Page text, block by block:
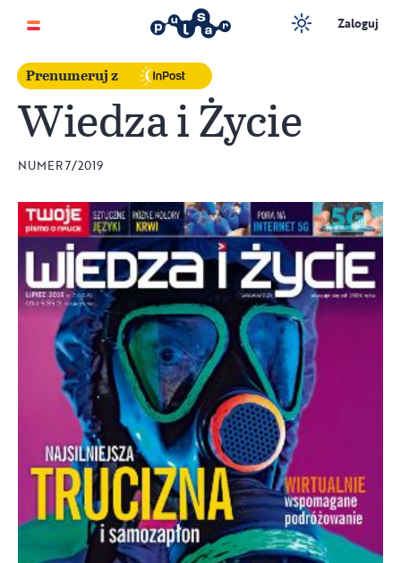
Prenumeruj z
Zaloguj
Wiedza i Życie
NUMER 7/2019